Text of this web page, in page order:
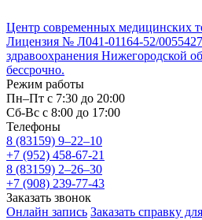
Центр современных медицинских
Лицензия № Л041-01164-52/
здравоохранения Нижегородской
бессрочно.
Режим работы
Пн–Пт с 7:30 до 20:00
Cб-Вс с 8:00 до 17:00
Телефоны
8 (83159) 9–22–10
+7 (952) 458-67-21
8 (83159) 2–26–30
+7 (908) 239-77-43
Заказать звонок
Онлайн запись Заказать справку